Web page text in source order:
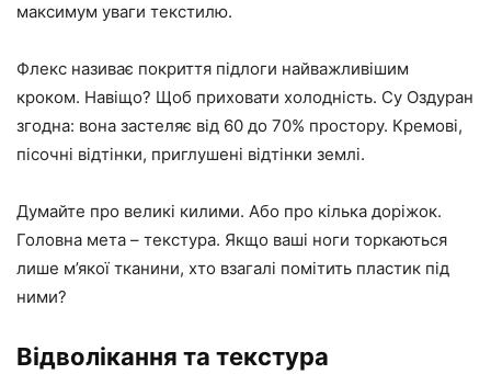
максимум уваги текстилю.
Флекс називає покриття підлоги найважливішим
кроком. Навіщо? Щоб приховати холодність. Су Оздуран
згодна: вона застеляє від 60 до 70% простору. Кремові,
пісочні відтінки, приглушені відтінки землі.
Думайте про великі килими. Або про кілька доріжок.
Головна мета – текстура. Якщо ваші ноги торкаються
лише м’якої тканини, хто взагалі помітить пластик під
ними?
Відволікання та текстура